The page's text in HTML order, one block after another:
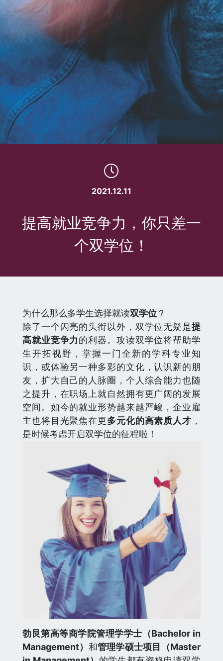
2021.12.11
提高就业竞争力，你只差一
个双学位！
为什么那么多学生选择就读双学位 ？
除了一个闪亮的头衔以外，双学位无疑是提
高就业竞争力的利器。攻读双学位将帮助学
生开拓视野，掌握一门全新的学科专业知
识，或体验另一种多彩的文化，认识新的朋
友，扩大自己的人脉圈，个人综合能力也随
之提升，在职场上就自然拥有更广阔的发展
空间。如今的就业形势越来越严峻，企业雇
主也将目光聚焦在更多元化的高素质人才 ，
是时候考虑开启双学位的征程啦！
勃艮第高等商学院管理学学士（Bachelor in
Management） 和管理学硕士项目（Master